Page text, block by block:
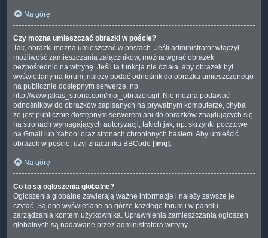
Na górę
Czy można umieszczać obrazki w poście?
Tak, obrazki można umieszczać w postach. Jeśli administrator włączył
możliwość zamieszczania załączników, można wgrać obrazek
bezpośrednio na witrynę. Jeśli ta funkcja nie działa, aby obrazek był
wyświetlany na forum, należy podać odnośnik do obrazka umieszczonego
na publicznie dostępnym serwerze, np.
http://www.jakas_strona.com/moj_obrazek.gif. Nie można podawać
odnośników do obrazków zapisanych na prywatnym komputerze, chyba
że jest publicznie dostępnym serwerem ani do obrazków znajdujących się
na stronach wymagających autoryzacji, takich jak, np. skrzynki pocztowe
na Gmail lub Yahoo! oraz stronach chronionych hasłem. Aby umieścić
obrazek w poście, użyj znacznika BBCode [img].
Na górę
Co to są ogłoszenia globalne?
Ogłoszenia globalne zawierają ważne informacje i należy zawsze je
czytać. Są one wyświetlane na górze każdego forum i w panelu
zarządzania kontem użytkownika. Uprawnienia zamieszczania ogłoszeń
globalnych są nadawane przez administratora witryny.